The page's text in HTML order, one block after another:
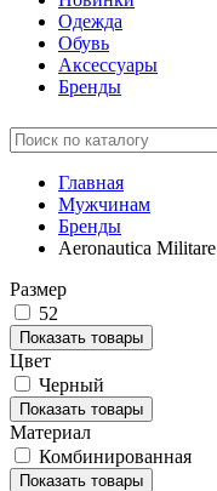
Одежда
Обувь
Аксессуары
Бренды
Главная
Мужчинам
Бренды
Aeronautica Militare
Размер
52
Показать товары
Цвет
Черный
Показать товары
Материал
Комбинированная
Показать товары